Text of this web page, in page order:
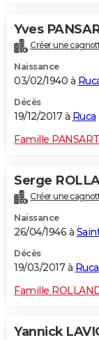
Yves
Créer une
Naissance
03/02/1940 à
Décès
19/12/2017 à Ruca
Famille PANSART
Serge
Créer une
Naissance
26/04/1946 à
Décès
19/03/2017 à Ruca
Famille
Yannick